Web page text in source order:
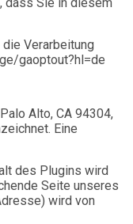
Verarbeitung
gaoptout?hl=de
Alto, CA 94304,
Eine
des Plugins wird
Seite unseres
wird von